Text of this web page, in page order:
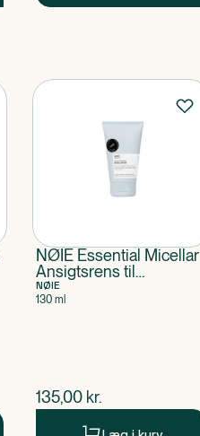
NØIE Essential Micellar
Ansigtsrens til
kombineret og uren hud
NØIE
130 ml
$nuværende pris
135,00 kr.